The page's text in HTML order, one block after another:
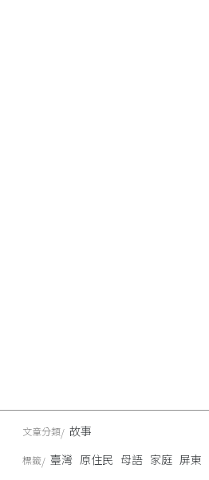
文章分類 故事
標籤 臺灣 原住民 母語 家庭 屏東